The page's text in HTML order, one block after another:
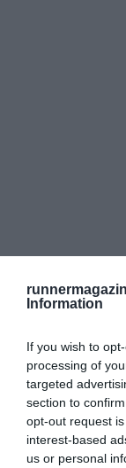
Information
If you wish to
processing of
targeted
section to
opt-out request
interest-based
us or personal